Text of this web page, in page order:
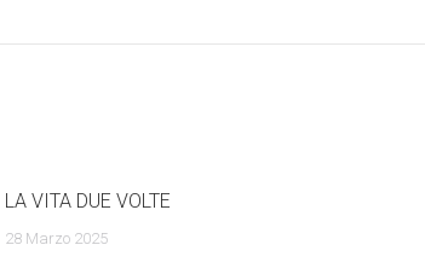
posts:
LA VITA DUE VOLTE
28 Marzo 2025